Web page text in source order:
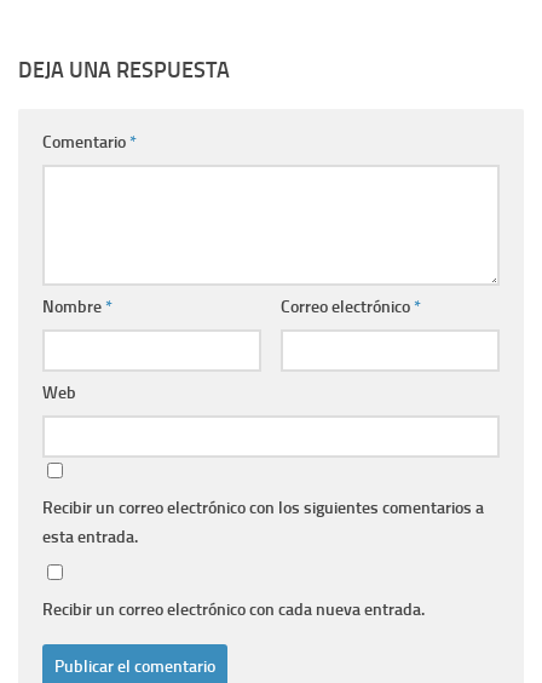
DEJA UNA RESPUESTA
Comentario*
Nombre* Correo electrónico*
Web
Recibir un correo electrónico con los siguientes comentarios a
esta entrada.
Recibir un correo electrónico con cada nueva entrada.